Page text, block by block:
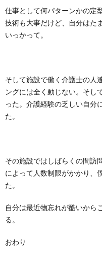
仕事として何パターンかの定
技術も大事だけど、自分はた
いっかって。
そして施設で働く介護士の人
ングには全く動じない。そし
った。介護経験の乏しい自分
た。
その施設ではしばらくの間訪
によって人数制限がかかり、
た。
自分は最近物忘れが酷いから
る。
おわり